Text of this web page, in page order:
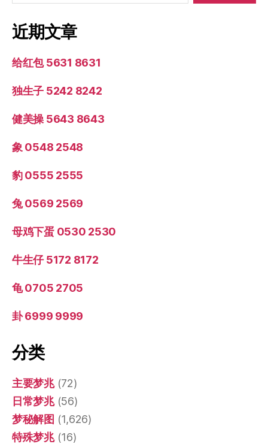
近期文章
给红包 5631 8631
独生子 5242 8242
健美操 5643 8643
象 0548 2548
豹 0555 2555
兔 0569 2569
母鸡下蛋 0530 2530
牛生仔 5172 8172
龟 0705 2705
卦 6999 9999
分类
主要梦兆(72)
日常梦兆(56)
梦秘解图 (1,626)
特殊梦兆(16)